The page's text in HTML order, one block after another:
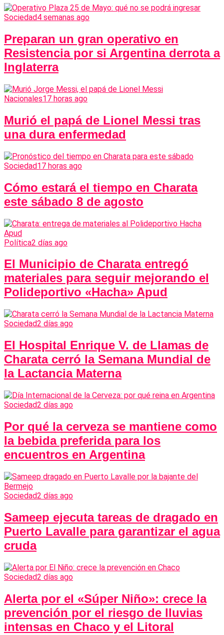
Sociedad4 semanas ago
Preparan un gran operativo en
Resistencia por si Argentina derrota a
Inglaterra
Nacionales17 horas ago
Murió el papá de Lionel Messi tras
una dura enfermedad
Sociedad17 horas ago
Cómo estará el tiempo en Charata
este sábado 8 de agosto
Política2 días ago
El Municipio de Charata entregó
materiales para seguir mejorando el
Polideportivo «Hacha» Apud
Sociedad2 días ago
El Hospital Enrique V. de Llamas de
Charata cerró la Semana Mundial de
la Lactancia Materna
Sociedad2 días ago
Por qué la cerveza se mantiene como
la bebida preferida para los
encuentros en Argentina
Sociedad2 días ago
Sameep ejecuta tareas de dragado en
Puerto Lavalle para garantizar el agua
cruda
Sociedad2 días ago
Alerta por el «Súper Niño»: crece la
prevención por el riesgo de lluvias
intensas en Chaco y el Litoral